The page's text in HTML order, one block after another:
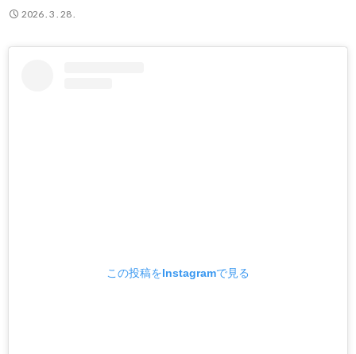
2026 . 3 . 28 .
この投稿をInstagramで見る